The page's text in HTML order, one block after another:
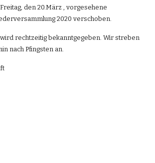
den 20.März , vorgesehene
2020 verschoben.
rechtzeitig bekanntgegeben. Wir streben
nach Pfingsten an.